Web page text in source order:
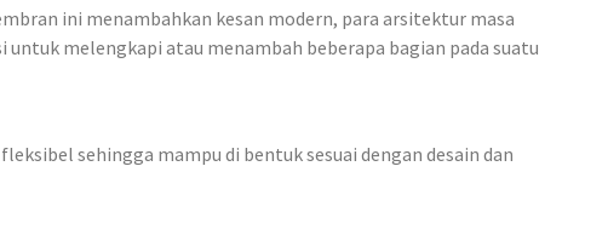
ini menambahkan kesan modern, para arsitektur masa
melengkapi atau menambah beberapa bagian pada suatu
sehingga mampu di bentuk sesuai dengan desain dan